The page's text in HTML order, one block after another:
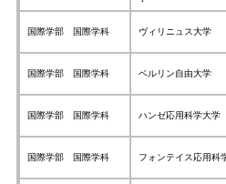
国際学部 国際学科 ヴィリニュス大学
国際学部 国際学科 ベルリン自由大学
国際学部 国際学科 ハンゼ応用科学大学
国際学部 国際学科 フォンテイス応用科